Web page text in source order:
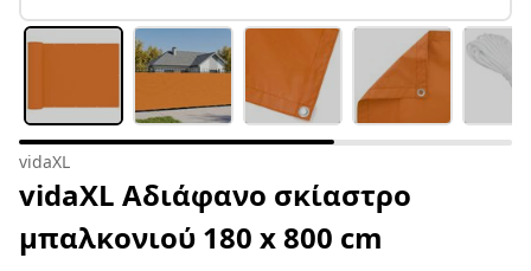
vidaXL
vidaXL Αδιάφανο σκίαστρο
μπαλκονιού 180 x 800 cm